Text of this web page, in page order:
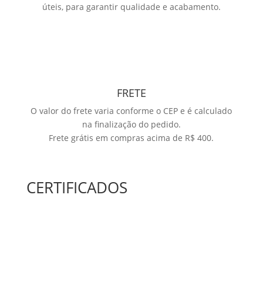
úteis, para garantir qualidade e acabamento.
FRETE
O valor do frete varia conforme o CEP e é calculado
na finalização do pedido.
Frete grátis em compras acima de R$ 400.
CERTIFICADOS